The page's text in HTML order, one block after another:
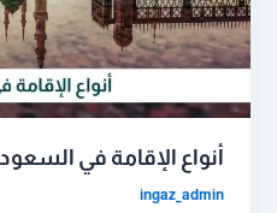
أنواع الإقامة في
ingaz_admin